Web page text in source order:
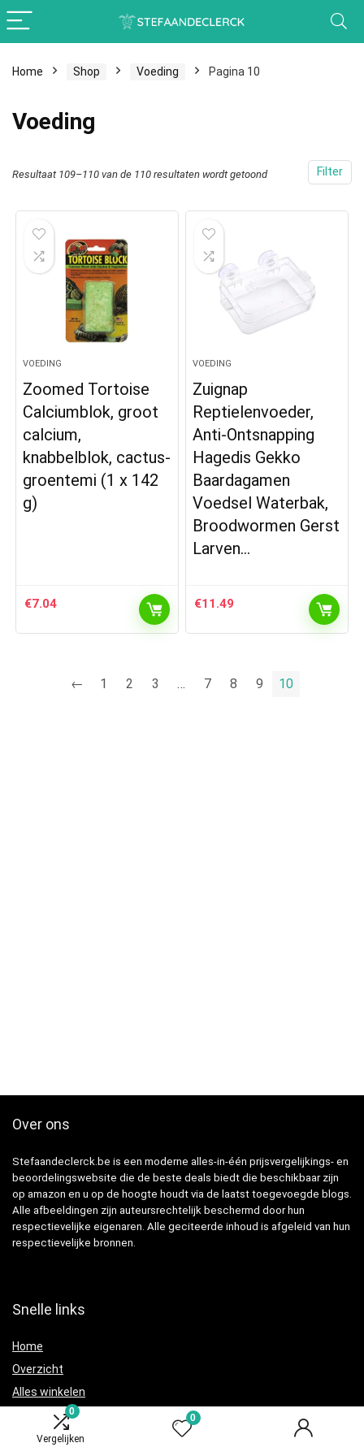
0
Vergelijken
0
Home Shop Voeding Pagina 10
Voeding
Filter
Resultaat 109–110 van de 110 resultaten wordt getoond
VOEDING
Zoomed Tortoise
Calciumblok, groot
calcium,
knabbelblok, cactus-
groentemi (1 x 142
g)
€7.04
VOEDING
Zuignap
Reptielenvoeder,
Anti-Ontsnapping
Hagedis Gekko
Baardagamen
Voedsel Waterbak,
Broodwormen Gerst
Larven…
€11.49
← 1 2 3 … 7 8 9 10
Over ons
Stefaandeclerck.be is een moderne alles-in-één prijsvergelijkings- en
beoordelingswebsite die de beste deals biedt die beschikbaar zijn
op amazon en u op de hoogte houdt via de laatst toegevoegde blogs.
Alle afbeeldingen zijn auteursrechtelijk beschermd door hun
respectievelijke eigenaren. Alle geciteerde inhoud is afgeleid van hun
respectievelijke bronnen.
Snelle links
Home
Overzicht
Alles winkelen
Adverteren